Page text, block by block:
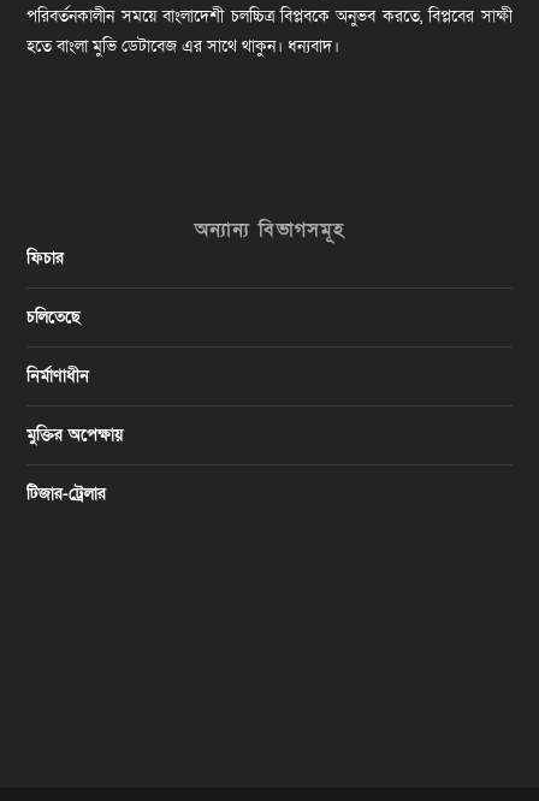
পরিবর্তনকালীন সময়ে বাংলাদেশী চলচ্চিত্র বিপ্লবকে অনুভব করতে, বিপ্লবের সাক্ষী
হতে বাংলা মুভি ডেটাবেজ এর সাথে থাকুন। ধন্যবাদ।
অন্যান্য বিভাগসমূহ
ফিচার
চলিতেছে
নির্মাণাধীন
মুক্তির অপেক্ষায়
টিজার-ট্রেলার